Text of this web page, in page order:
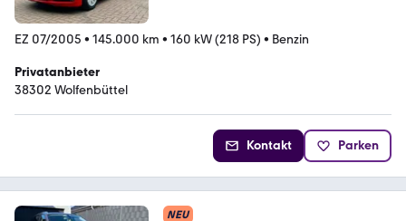
EZ 07/2005 • 145.000 km • 160 kW (218 PS) • Benzin
Privatanbieter
38302 Wolfenbüttel
Kontakt Parken
NEU